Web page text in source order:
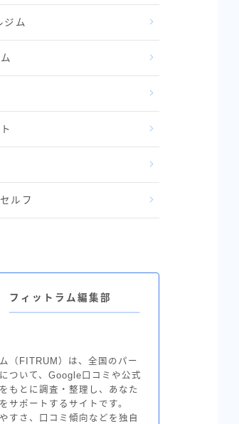
ジム
ルフ
フィットラム編集部
（FITRUM）は、全国のパー
ついて、Google口コミや公式
もとに調査・整理し、あなた
サポートするサイトです。
すさ、口コミ傾向などを独自